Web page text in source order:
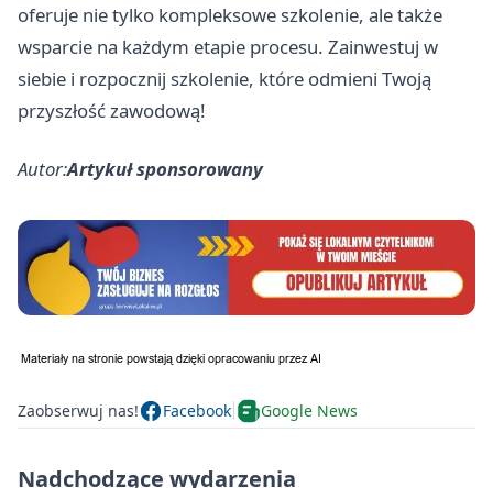
oferuje nie tylko kompleksowe szkolenie, ale także
wsparcie na każdym etapie procesu. Zainwestuj w
siebie i rozpocznij szkolenie, które odmieni Twoją
przyszłość zawodową!
Autor:Artykuł sponsorowany
Zaobserwuj nas! Facebook Google News
Nadchodzące wydarzenia